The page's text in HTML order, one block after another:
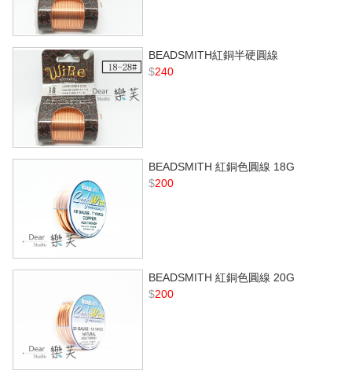
BEADSMITH紅銅半硬圓線
$240
BEADSMITH 紅銅色圓線 18G
$200
BEADSMITH 紅銅色圓線 20G
$200